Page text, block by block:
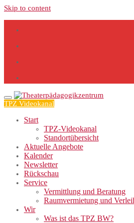
Skip to content
TPZ Videokanal
Start
TPZ-Videokanal
Standortübersicht
Aktuelle Angebote
Kalender
Newsletter
Rückschau
Service
Vermittlung und Beratung
Raumvermietung und
Wir
Was ist das TPZ BW?